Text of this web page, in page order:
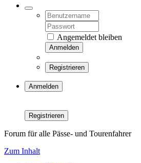
Angemeldet bleiben
Anmelden
Registrieren
Anmelden
Registrieren
Forum für alle Pässe- und Tourenfahrer
Zum Inhalt